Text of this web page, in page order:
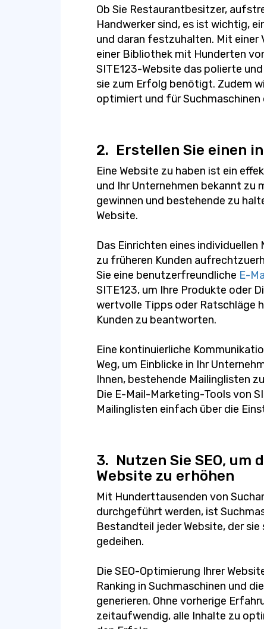
Ob Sie Restaurantbesitzer,
Handwerker sind, es ist wichtig,
und daran festzuhalten. Mit einer
einer Bibliothek mit Hunderten
SITE123-Website das polierte
sie zum Erfolg benötigt. Zudem
optimiert und für
2. Erstellen Sie einen
Eine Website zu haben ist ein
und Ihr Unternehmen bekannt zu
gewinnen und bestehende zu
Website.
Das Einrichten eines
zu früheren Kunden
Sie eine benutzerfreundliche E-
SITE123, um Ihre Produkte oder
wertvolle Tipps oder Ratschläge
Kunden zu beantworten.
Eine kontinuierliche
Weg, um Einblicke in Ihr
Ihnen, bestehende Mailinglisten
Die E-Mail-Marketing-Tools von
Mailinglisten einfach über die
3. Nutzen Sie SEO,
Website zu erhöhen
Mit Hunderttausenden von
durchgeführt werden, ist
Bestandteil jeder Website, der
gedeihen.
Die SEO-Optimierung Ihrer
Ranking in Suchmaschinen und
generieren. Ohne vorherige
zeitaufwendig, alle Inhalte zu